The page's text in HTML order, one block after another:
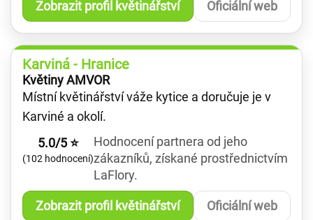
Zobrazit profil květinářství Oficiální web
Karviná - Hranice
Květiny AMVOR
Místní květinářství váže kytice a doručuje je v
Karviné a okolí.
5.0/5 ⭐
(102 hodnocení)
Hodnocení partnera od jeho
zákazníků, získané prostřednictvím
LaFlory.
Zobrazit profil květinářství Oficiální web